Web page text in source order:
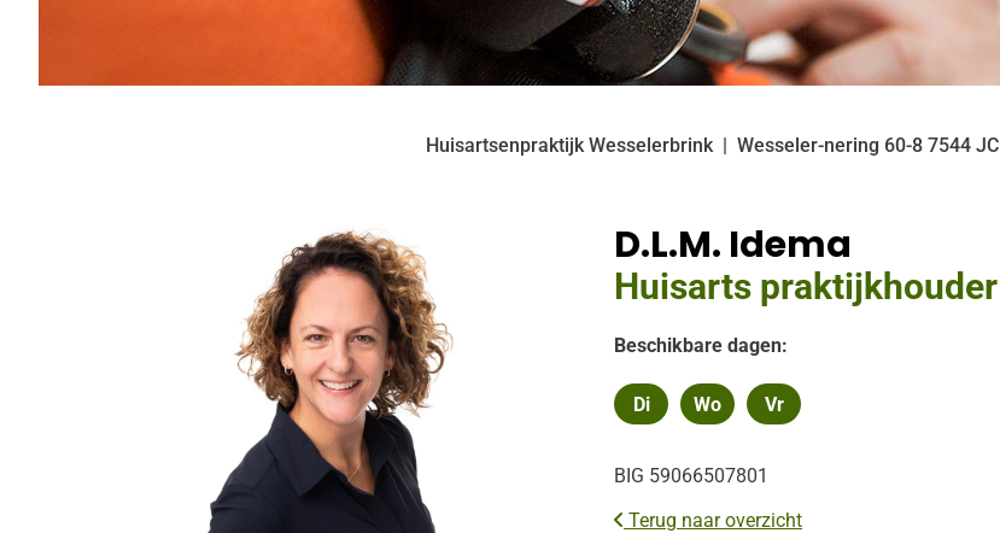
Huisartsenpraktijk Wesselerbrink Wesseler-nering 60-8 7544 JC
D.L.M. Idema
Huisarts praktijkhouder
Beschikbare dagen:
Dinsdag
Di Woensdag
Wo Vrijdag
Vr
BIG 59066507801
Terug naar overzicht